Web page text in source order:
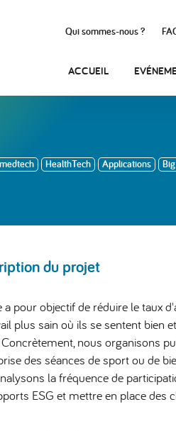
Qui sommes-nous ?
ACCUEIL
HealthTech Applications
du projet
a pour objectif de réduire le taux
plus sain où ils se sentent bien
nous organisons
des séances de sport ou de
la fréquence de
ESG et mettre en place des